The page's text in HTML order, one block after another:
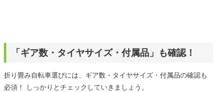
「ギア数・タイヤサイズ・付属品」も確認！
折り畳み自転車選びには、ギア数・タイヤサイズ・付属品の確認も
必須！ しっかりとチェックしていきましょう。